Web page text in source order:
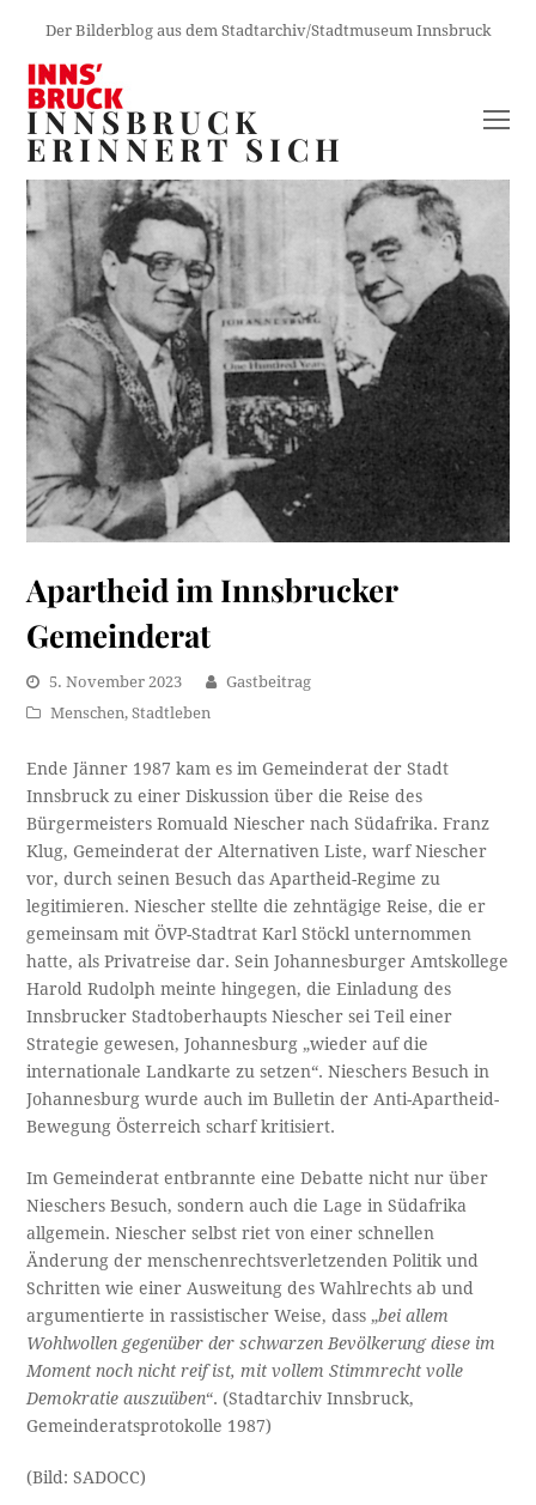
Der Bilderblog aus dem Stadtarchiv/Stadtmuseum Innsbruck
INNSBRUCK
ERINNERT SICH
Apartheid im Innsbrucker
Gemeinderat
5. November 2023
Gastbeitrag
Menschen,Stadtleben
Ende Jänner 1987 kam es im Gemeinderat der Stadt
Innsbruck zu einer Diskussion über die Reise des
Bürgermeisters Romuald Niescher nach Südafrika. Franz
Klug, Gemeinderat der Alternativen Liste, warf Niescher
vor, durch seinen Besuch das Apartheid-Regime zu
legitimieren. Niescher stellte die zehntägige Reise, die er
gemeinsam mit ÖVP-Stadtrat Karl Stöckl unternommen
hatte, als Privatreise dar. Sein Johannesburger Amtskollege
Harold Rudolph meinte hingegen, die Einladung des
Innsbrucker Stadtoberhaupts Niescher sei Teil einer
Strategie gewesen, Johannesburg „wieder auf die
internationale Landkarte zu setzen“. Nieschers Besuch in
Johannesburg wurde auch im Bulletin der Anti-Apartheid-
Bewegung Österreich scharf kritisiert.
Im Gemeinderat entbrannte eine Debatte nicht nur über
Nieschers Besuch, sondern auch die Lage in Südafrika
allgemein. Niescher selbst riet von einer schnellen
Änderung der menschenrechtsverletzenden Politik und
Schritten wie einer Ausweitung des Wahlrechts ab und
argumentierte in rassistischer Weise, dass „bei allem
Wohlwollen gegenüber der schwarzen Bevölkerung diese im
Moment noch nicht reif ist, mit vollem Stimmrecht volle
Demokratie auszuüben“. (Stadtarchiv Innsbruck,
Gemeinderatsprotokolle 1987)
(Bild: SADOCC)